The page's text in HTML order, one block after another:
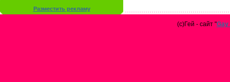
Разместить рекламу
(с)Гей - сайт "Gay